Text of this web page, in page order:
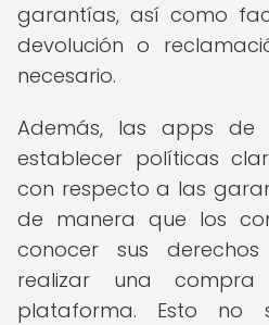
garantías, así como
devolución o
necesario.
Además, las apps de
establecer políticas
con respecto a las
de manera que los
conocer sus
realizar una
plataforma. Esto no